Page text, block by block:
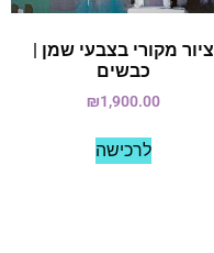
ציור מקורי בצבעי שמן |
כבשים
₪1,900.00
לרכישה